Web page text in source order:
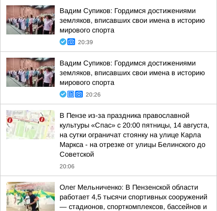
Вадим Супиков: Гордимся достижениями
земляков, вписавших свои имена в историю
мирового спорта
20:39
Вадим Супиков: Гордимся достижениями
земляков, вписавших свои имена в историю
мирового спорта
20:26
В Пензе из-за праздника православной
культуры «Спас» с 20:00 пятницы, 14 августа,
на сутки ограничат стоянку на улице Карла
Маркса - на отрезке от улицы Белинского до
Советской
20:06
Олег Мельниченко: В Пензенской области
работает 4,5 тысячи спортивных сооружений
— стадионов, спорткомплексов, бассейнов и